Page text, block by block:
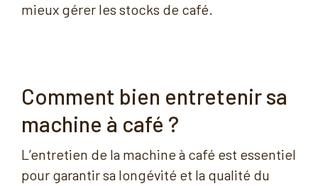
mieux gérer les stocks de café.
Comment bien entretenir sa
machine à café ?
L’entretien de la machine à café est essentiel
pour garantir sa longévité et la qualité du